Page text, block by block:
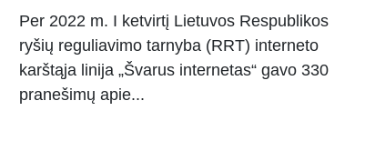
Per 2022 m. I ketvirtį Lietuvos Respublikos
ryšių reguliavimo tarnyba (RRT) interneto
karštąja linija „Švarus internetas“ gavo 330
pranešimų apie...